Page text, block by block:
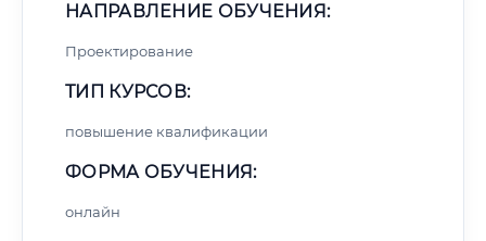
НАПРАВЛЕНИЕ ОБУЧЕНИЯ:
Проектирование
ТИП КУРСОВ:
повышение квалификации
ФОРМА ОБУЧЕНИЯ:
онлайн